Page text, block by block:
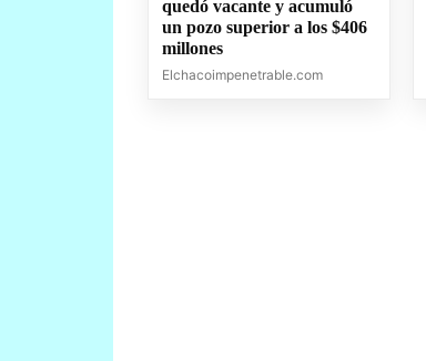
quedó vacante y acumuló
un pozo superior a los $406
millones
Elchacoimpenetrable.com